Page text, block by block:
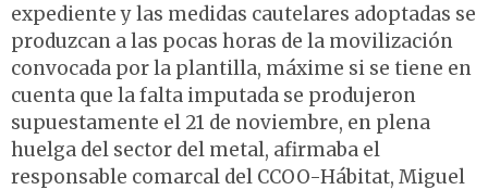
expediente y las medidas cautelares adoptadas se
produzcan a las pocas horas de la movilización
convocada por la plantilla, máxime si se tiene en
cuenta que la falta imputada se produjeron
supuestamente el 21 de noviembre, en plena
huelga del sector del metal, afirmaba el
responsable comarcal del CCOO-Hábitat, Miguel